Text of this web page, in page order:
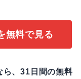
無料で見る
ら、31日間の無料